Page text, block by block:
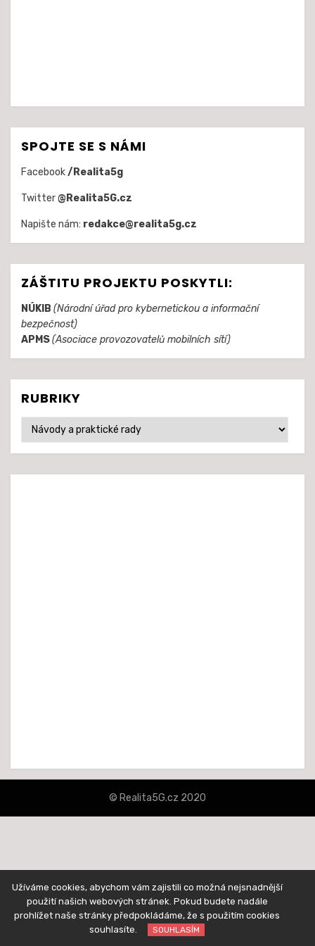
ZÁŠTITU PROJEKTU POSKYTLI:
NÚKIB(Národní úřad pro kybernetickou a informační
APMS(Asociace provozovatelů mobilních sítí)
RUBRIKY
Rubriky
Užíváme cookies, abychom vám zajistili co možná nejsnadnější
použití našich webových stránek. Pokud budete nadále
prohlížet naše stránky předpokládáme, že s použitím cookies
souhlasíte.
SOUHLASÍM